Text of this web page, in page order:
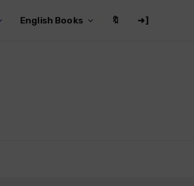
English Books 🔖 ➜]